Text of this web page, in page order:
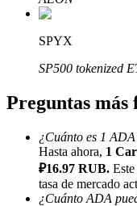
Referencia
Invita a un amigo
Deposit CASHCAT &
SPYX
SP500 tokenized
Preguntas más
¿Cuánto es 1
Hasta ahora, 1
₽16.97 RUB.
tasa de mercado
¿Cuánto ADA